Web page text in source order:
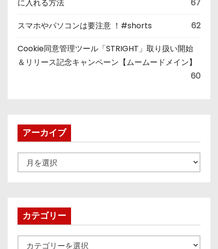
に入れる方法 67
スマホやパソコンは要注意 ！#shorts 62
Cookie同意管理ツール「STRIGHT」取り扱い開始
＆リリース記念キャンペーン【ムームードメイン】
60
アーカイブ
ー
ブカテゴリー